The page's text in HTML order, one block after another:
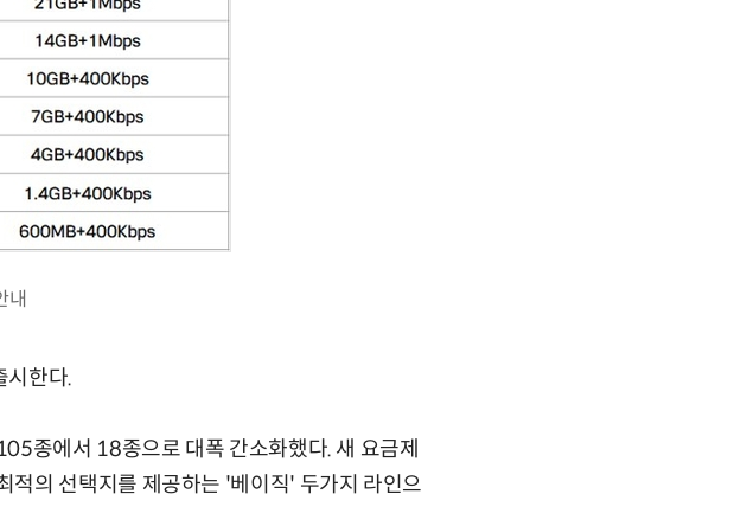
내
시한다.
종에서 18종으로 대폭 간소화했다. 새 요금제
적의 선택지를 제공하는 '베이직' 두가지 라인으